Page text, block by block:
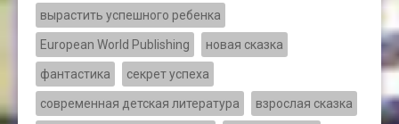
вырастить успешного ребенка
European World Publishing новая сказка
фантастика секрет успеха
современная детская литература взрослая сказка